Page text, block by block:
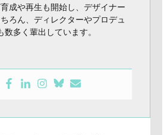
成や再生も開始し、デザイナー
ろん、ディレクターやプロデュ
数多く輩出しています。